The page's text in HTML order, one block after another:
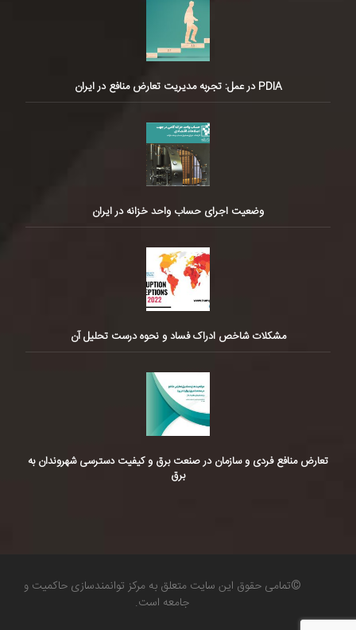
PDIA در عمل: تجربه مدیریت تعارض منافع در ایران
وضعیت اجرای حساب واحد خزانه در ایران
مشکلات شاخص ادراک فساد و نحوه درست تحلیل آن
تعارض منافع فردی و سازمان در صنعت برق و کیفیت دسترسی شهروندان به
برق
©تمامی حقوق این سایت متعلق به مرکز توانمندسازی حاکمیت و
جامعه است.